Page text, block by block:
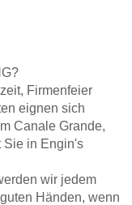
Firmenfeier
eignen sich
Canale Grande,
Sie in Engin's
wir jedem
Händen, wenn